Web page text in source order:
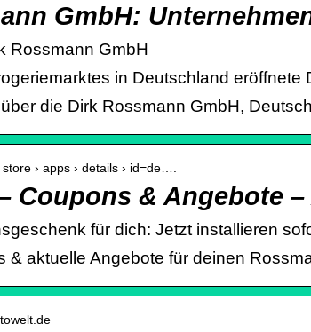
GmbH:
Rossmann GmbH
in Deutschland eröffnete
die Dirk Rossmann GmbH,
› apps › details › id=de….
Coupons & Angebote
für dich: Jetzt installieren
& aktuelle Angebote für deinen